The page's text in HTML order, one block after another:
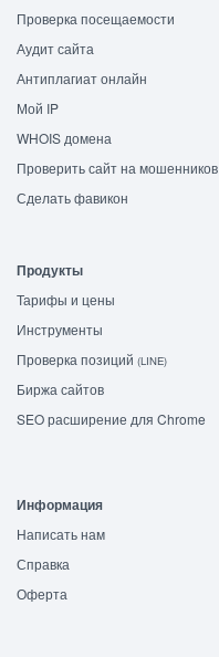
Проверка посещаемости
Аудит сайта
Антиплагиат онлайн
Мой IP
WHOIS домена
Проверить сайт на мошенников
Сделать фавикон
Продукты
Тарифы и цены
Инструменты
Проверка позиций (LINE)
Биржа сайтов
SEO расширение для Chrome
Информация
Написать нам
Справка
Оферта